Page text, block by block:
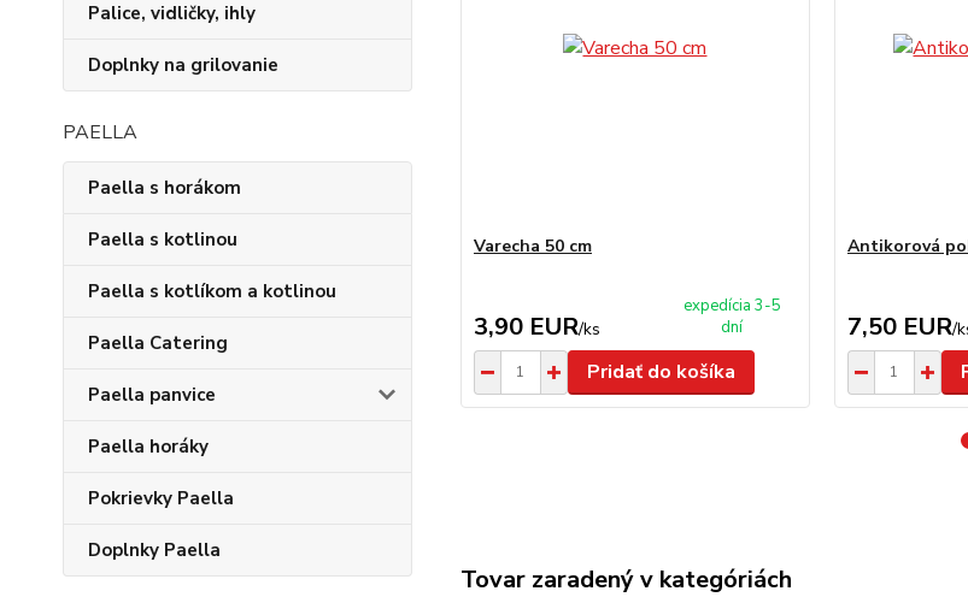
Palice, vidličky, ihly
Doplnky na grilovanie
PAELLA
Paella s horákom
Paella s kotlinou
Paella s kotlíkom a kotlinou
Paella Catering
Paella panvice
Paella horáky
Pokrievky Paella
Doplnky Paella
Varecha 50 cm
3,90 EUR/ks
expedícia 3-5
dní
Pridať do košíka
Antikorová
7,50 EUR/
Tovar zaradený v kategóriách